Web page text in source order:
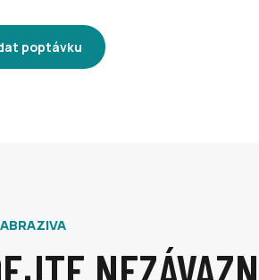
poptávku